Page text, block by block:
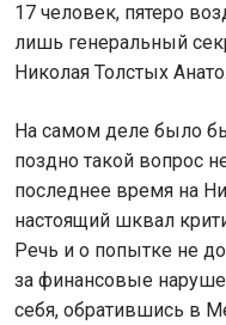
17 человек, пятеро
лишь генеральный
Николая Толстых
На самом деле было
поздно такой вопрос
последнее время на
настоящий шквал
Речь и о попытке не
за финансовые
себя, обратившись в